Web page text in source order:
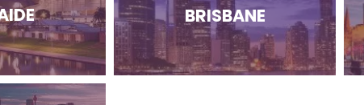
BRISBANE